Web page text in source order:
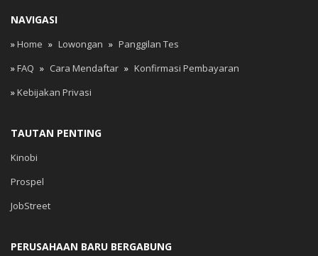
NAVIGASI
»Home » Lowongan » Panggilan Tes
»FAQ » Cara Mendaftar » Konfirmasi Pembayaran
»Kebijakan Privasi
TAUTAN PENTING
Kinobi
Prospel
JobStreet
PERUSAHAAN BARU BERGABUNG